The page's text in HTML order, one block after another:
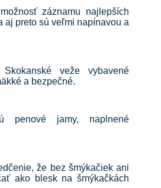
záznamu najlepších
aj preto sú veľmi napínavou a
veže vybavené
a bezpečné.
penové jamy, naplnené
že bez šmýkačiek ani
ako blesk na šmýkačkách